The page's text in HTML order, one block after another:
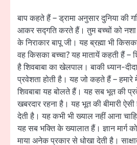
बाप कहते हैं – ड्रामा अनुसार दुनिया की
आकर सद्गति करते हैं। तुम बच्चों को नशा
के निराकार बापू जी। यह ब्रह्मा भी
वह किसका बच्चा? यह मातायें कहती हैं –
है शिवबाबा का खेलपाल। बाकी ध्यान-
प्रवेशता होती है। यह जो कहते हैं – हमारे
शिवबाबा यह बोलते हैं। यह सब भूत की
खबरदार रहना है। यह भूत की बीमारी
देती है। यह कभी भी ख्याल नहीं आना
यह सब भक्ति के ख्यालात हैं। ज्ञान मार्ग
माया अनेक प्रकार से धोखा देती है।